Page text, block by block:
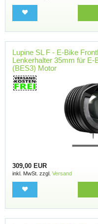
Lupine SL F - E-Bike
Lenkerhalter 35mm für
(BES3) Motor
309,00 EUR
inkl. MwSt. zzgl. Versand